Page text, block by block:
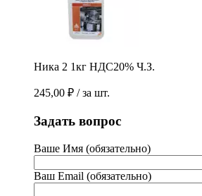
Ника 2 1кг НДС20% Ч.З.
245,00 ₽ / за шт.
Задать вопрос
Ваше Имя (обязательно)
Ваш Email (обязательно)